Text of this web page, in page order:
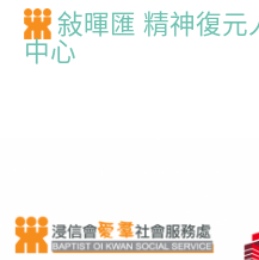
敍暉匯 精神復元
中心